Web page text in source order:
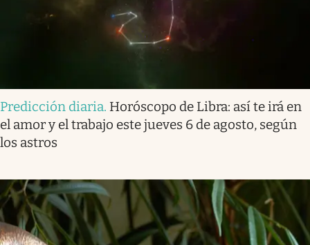
Predicción diaria. Horóscopo de Libra: así te irá en
el amor y el trabajo este jueves 6 de agosto, según
los astros